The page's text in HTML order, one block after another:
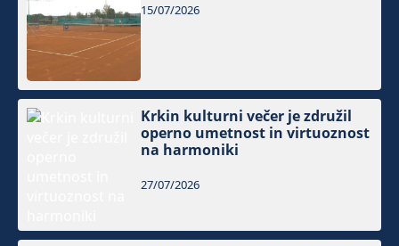
15/07/2026
Krkin kulturni večer je združil
operno umetnost in virtuoznost
na harmoniki
27/07/2026